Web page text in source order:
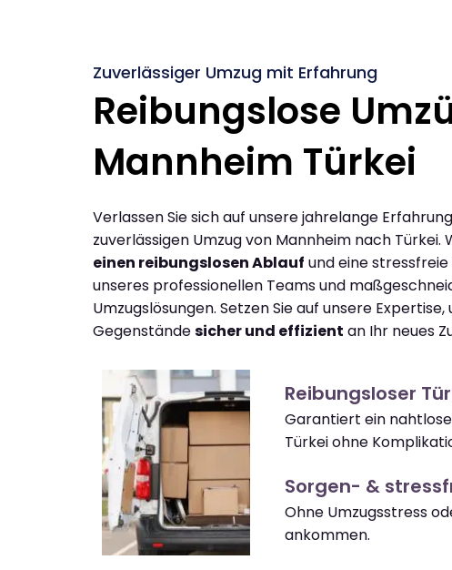
Zuverlässiger Umzug mit Erfahrung
Reibungslose
Mannheim Türkei
Verlassen Sie sich auf unsere jahrelange
zuverlässigen Umzug von Mannheim nach Türkei.
einen reibungslosen Ablauf und eine
unseres professionellen Teams und
Umzugslösungen. Setzen Sie auf unsere
Gegenständesicher und effizient an Ihr neues
Reibungsloser
Garantiert ein
Türkei ohne
Sorgen- &
Ohne Umzugsstress
ankommen.